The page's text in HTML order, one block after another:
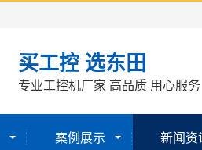
买工控 选东田
专业工控机厂家 高品质 用心服务
案例展示 新闻资